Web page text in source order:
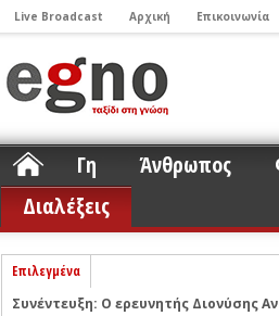
Live Broadcast Αρχική Επικοινωνία
Γη Άνθρωπος
Διαλέξεις
Επιλεγμένα
Συνέντευξη: Ο ερευνητής Διονύσης